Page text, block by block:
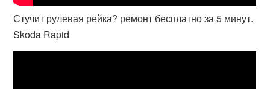
Стучит рулевая рейка? ремонт бесплатно за 5 минут.
Skoda Rapid